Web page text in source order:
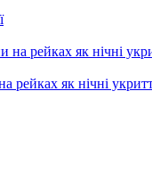
рейках як нічні